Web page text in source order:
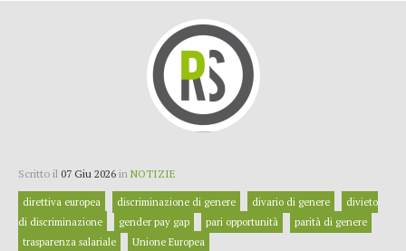
Scritto il 07 Giu 2026 in NOTIZIE
direttiva europea discriminazione di genere divario di genere
divieto
di discriminazione
gender pay gap pari opportunità
parità di genere
trasparenza salariale
Unione Europea